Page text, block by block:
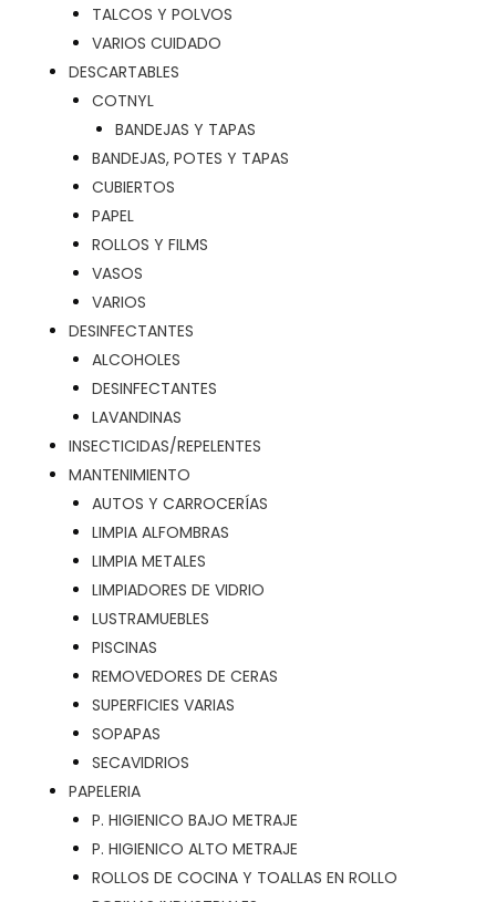
TALCOS Y POLVOS
VARIOS CUIDADO
DESCARTABLES
COTNYL
BANDEJAS Y TAPAS
BANDEJAS, POTES Y TAPAS
CUBIERTOS
PAPEL
ROLLOS Y FILMS
VASOS
VARIOS
DESINFECTANTES
ALCOHOLES
DESINFECTANTES
LAVANDINAS
INSECTICIDAS/REPELENTES
MANTENIMIENTO
AUTOS Y CARROCERÍAS
LIMPIA ALFOMBRAS
LIMPIA METALES
LIMPIADORES DE VIDRIO
LUSTRAMUEBLES
PISCINAS
REMOVEDORES DE CERAS
SUPERFICIES VARIAS
SOPAPAS
SECAVIDRIOS
PAPELERIA
P. HIGIENICO BAJO METRAJE
P. HIGIENICO ALTO METRAJE
ROLLOS DE COCINA Y TOALLAS EN ROLLO